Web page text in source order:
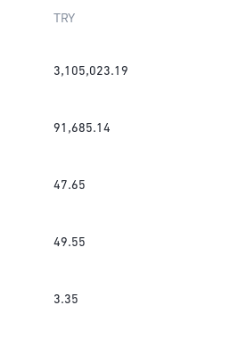
TRY
3,105,023.19
91,685.14
47.65
49.55
3.35